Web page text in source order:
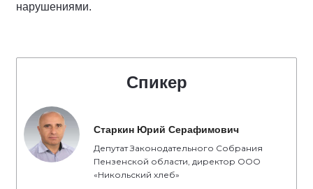
нарушениями.
Спикер
Старкин Юрий Серафимович
Депутат Законодательного Собрания
Пензенской области, директор ООО
«Никольский хлеб»